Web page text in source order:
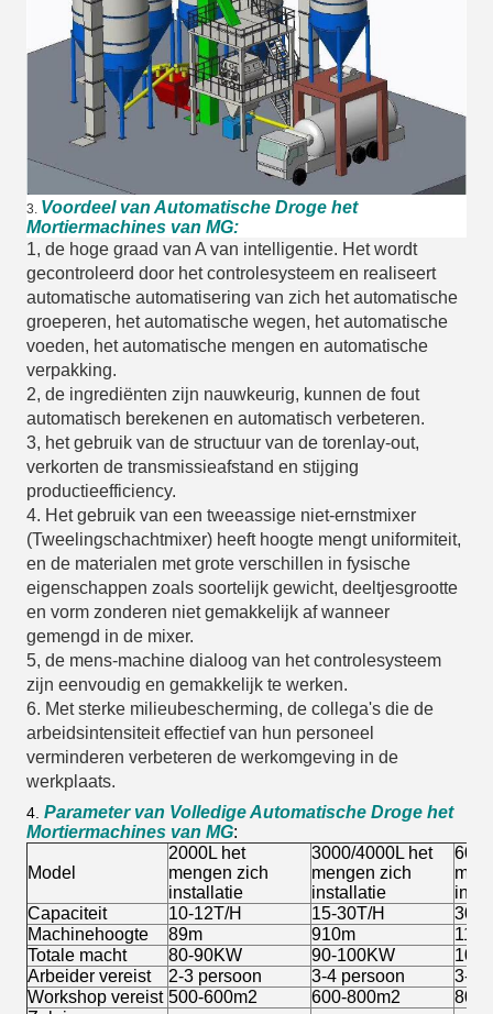
3. Voordeel van Automatische Droge het
Mortiermachines van MG:
1, de hoge graad van A van intelligentie. Het wordt
gecontroleerd door het controlesysteem en realiseert
automatische automatisering van zich het automatische
groeperen, het automatische wegen, het automatische
voeden, het automatische mengen en automatische
verpakking.
2, de ingrediënten zijn nauwkeurig, kunnen de fout
automatisch berekenen en automatisch verbeteren.
3, het gebruik van de structuur van de torenlay-out,
verkorten de transmissieafstand en stijging
productieefficiency.
4. Het gebruik van een tweeassige niet-ernstmixer
(Tweelingschachtmixer) heeft hoogte mengt uniformiteit,
en de materialen met grote verschillen in fysische
eigenschappen zoals soortelijk gewicht, deeltjesgrootte
en vorm zonderen niet gemakkelijk af wanneer
gemengd in de mixer.
5, de mens-machine dialoog van het controlesysteem
zijn eenvoudig en gemakkelijk te werken.
6. Met sterke milieubescherming, de collega's die de
arbeidsintensiteit effectief van hun personeel
verminderen verbeteren de werkomgeving in de
werkplaats.
4. Parameter van Volledige Automatische Droge het
Mortiermachines van MG:
Model
2000L het
mengen zich
installatie
3000/4000L het
mengen zich
installatie
Capaciteit
10-12T/H 15-30T/H
30-
Machinehoogte
89m 910m
Totale macht
80-90KW 90-100KW
Arbeider vereist
2-3 persoon 3-4 persoon
3-4
Workshop vereist 500-600m2 600-800m2